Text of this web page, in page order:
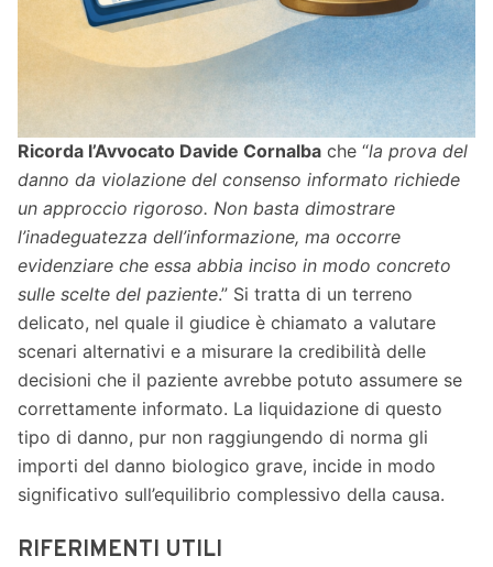
Ricorda l’Avvocato Davide Cornalba che “la prova del
danno da violazione del consenso informato richiede
un approccio rigoroso. Non basta dimostrare
l’inadeguatezza dell’informazione, ma occorre
evidenziare che essa abbia inciso in modo concreto
sulle scelte del paziente.” Si tratta di un terreno
delicato, nel quale il giudice è chiamato a valutare
scenari alternativi e a misurare la credibilità delle
decisioni che il paziente avrebbe potuto assumere se
correttamente informato. La liquidazione di questo
tipo di danno, pur non raggiungendo di norma gli
importi del danno biologico grave, incide in modo
significativo sull’equilibrio complessivo della causa.
RIFERIMENTI UTILI